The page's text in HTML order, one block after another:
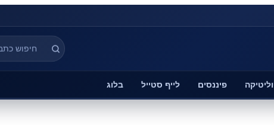
פיננסים לייף סטייל בלוג